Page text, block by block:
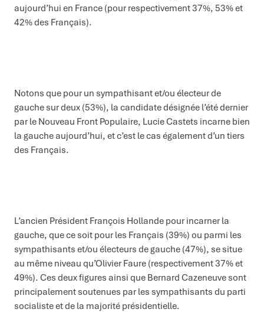
aujourd’hui en France (pour respectivement 37%, 53% et
42% des Français).
Notons que pour un sympathisant et/ou électeur de
gauche sur deux (53%), la candidate désignée l’été dernier
par le Nouveau Front Populaire, Lucie Castets incarne bien
la gauche aujourd’hui, et c’est le cas également d’un tiers
des Français.
L’ancien Président François Hollande pour incarner la
gauche, que ce soit pour les Français (39%) ou parmi les
sympathisants et/ou électeurs de gauche (47%), se situe
au même niveau qu’Olivier Faure (respectivement 37% et
49%). Ces deux figures ainsi que Bernard Cazeneuve sont
principalement soutenues par les sympathisants du parti
socialiste et de la majorité présidentielle.